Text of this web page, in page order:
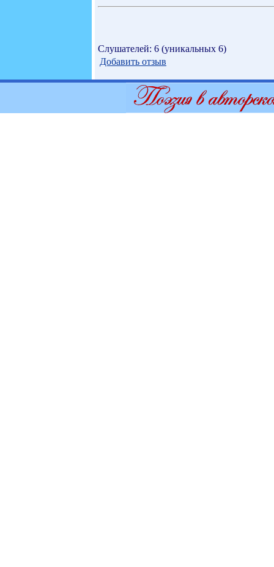
Слушателей: 6 (уникальных 6)
Добавить отзыв